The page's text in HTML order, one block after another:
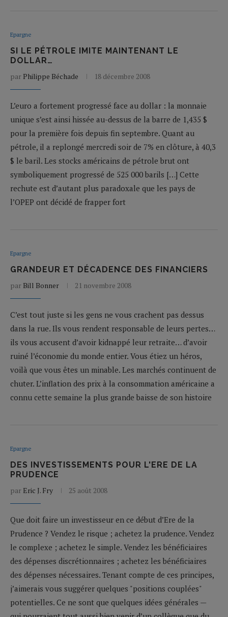
Epargne
SI LE PÉTROLE IMITE MAINTENANT LE
DOLLAR…
par Philippe Béchade 18 décembre 2008
L’euro a fortement progressé face au dollar : la monnaie
unique s’est ainsi hissée au-dessus de la barre de 1,435 $
pour la première fois depuis fin septembre. Quant au
pétrole, il a replongé mercredi soir de 7% en clôture, à 40,3
$ le baril. Les stocks américains de pétrole brut ont
symboliquement progressé de 525 000 barils […] Cette
rechute est d’autant plus paradoxale que les pays de
l’OPEP ont décidé de frapper fort
Epargne
GRANDEUR ET DÉCADENCE DES FINANCIERS
par Bill Bonner 21 novembre 2008
C’est tout juste si les gens ne vous crachent pas dessus
dans la rue. Ils vous rendent responsable de leurs pertes…
ils vous accusent d’avoir kidnappé leur retraite… d’avoir
ruiné l’économie du monde entier. Vous étiez un héros,
voilà que vous êtes un minable. Les marchés continuent de
chuter. L’inflation des prix à la consommation américaine a
connu cette semaine la plus grande baisse de son histoire
Epargne
DES INVESTISSEMENTS POUR L'ERE DE LA
PRUDENCE
par Eric J. Fry 25 août 2008
Que doit faire un investisseur en ce début d’Ere de la
Prudence ? Vendez le risque ; achetez la prudence. Vendez
le complexe ; achetez le simple. Vendez les bénéficiaires
des dépenses discrétionnaires ; achetez les bénéficiaires
des dépenses nécessaires. Tenant compte de ces principes,
j’aimerais vous suggérer quelques "positions couplées"
potentielles. Ce ne sont que quelques idées générales —